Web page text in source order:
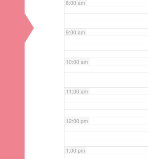
8:00 am
9:00 am
10:00 am
11:00 am
12:00 pm
1:00 pm